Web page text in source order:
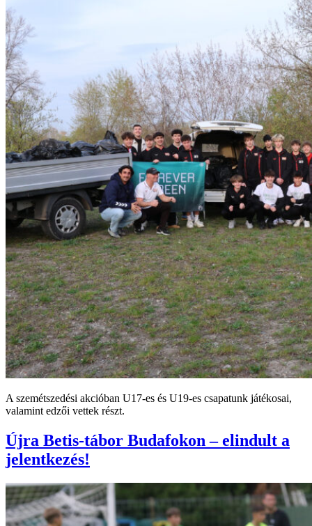
A szemétszedési akcióban U17-es és U19-es csapatunk játékosai,
valamint edzői vettek részt.
Újra Betis-tábor Budafokon – elindult a
jelentkezés!